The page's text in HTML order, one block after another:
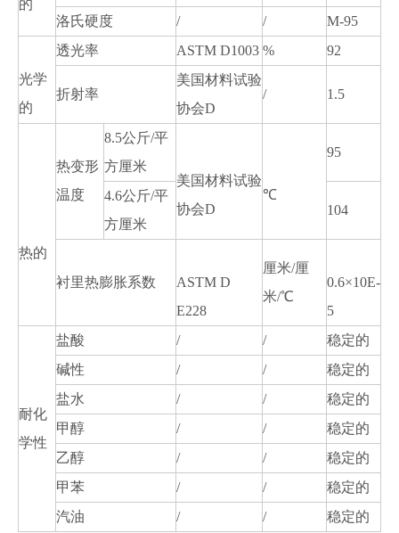
的
洛氏硬度
/ / M-95
光学
的
透光率 ASTM D1003 % 92
折射率
美国材料试验
协会D
/ 1.5
热的
热变形
温度
8.5公斤/平
方厘米
美国材料试验
协会D
℃
95
4.6公斤/平
方厘米
104
衬里热膨胀系数
ASTM D
E228
厘米/厘
米/℃
0.6×10E-
5
耐化
学性
盐酸 / /
稳定的
碱性
/ /
稳定的
盐水
/ /
稳定的
甲醇
/ /
稳定的
乙醇
/ /
稳定的
甲苯
/ /
稳定的
汽油
/ / 稳定的